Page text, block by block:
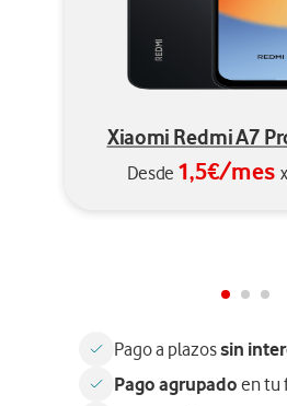
Xiaomi Redmi A7
Desde 1,5€/mes
Pago a plazossin
Pago agrupado en tu